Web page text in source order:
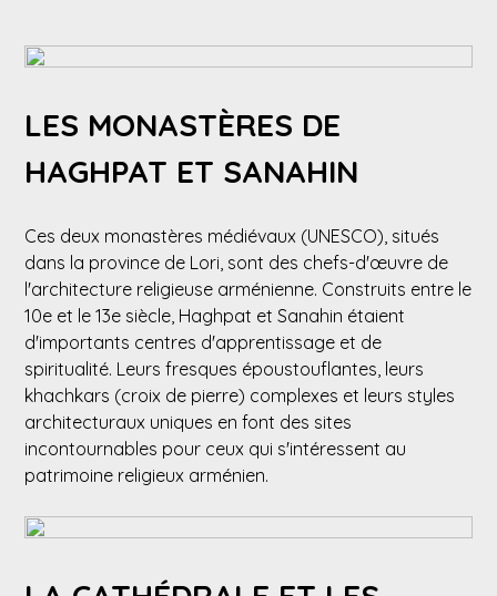
LES MONASTÈRES DE
HAGHPAT ET SANAHIN
Ces deux monastères médiévaux (UNESCO), situés
dans la province de Lori, sont des chefs-d'œuvre de
l'architecture religieuse arménienne. Construits entre le
10e et le 13e siècle, Haghpat et Sanahin étaient
d'importants centres d'apprentissage et de
spiritualité. Leurs fresques époustouflantes, leurs
khachkars (croix de pierre) complexes et leurs styles
architecturaux uniques en font des sites
incontournables pour ceux qui s'intéressent au
patrimoine religieux arménien.